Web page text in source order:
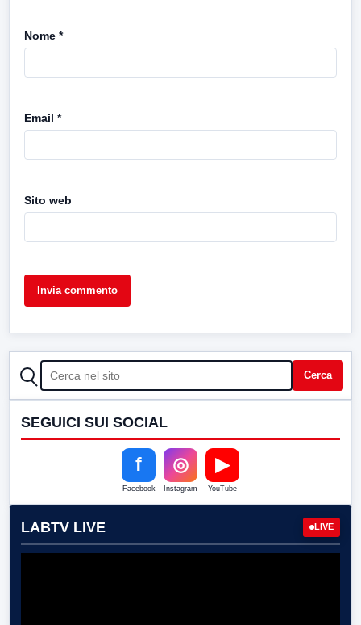
Nome *
Email *
Sito web
CERCA Cerca
SEGUICI SUI SOCIAL
f
Facebook
◎
Instagram
▶
YouTube
LABTV LIVE LIVE